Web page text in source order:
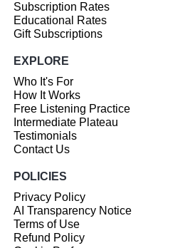
Subscription Rates
Educational Rates
Gift Subscriptions
EXPLORE
Who It's For
How It Works
Free Listening Practice
Intermediate Plateau
Testimonials
Contact Us
POLICIES
Privacy Policy
AI Transparency Notice
Terms of Use
Refund Policy